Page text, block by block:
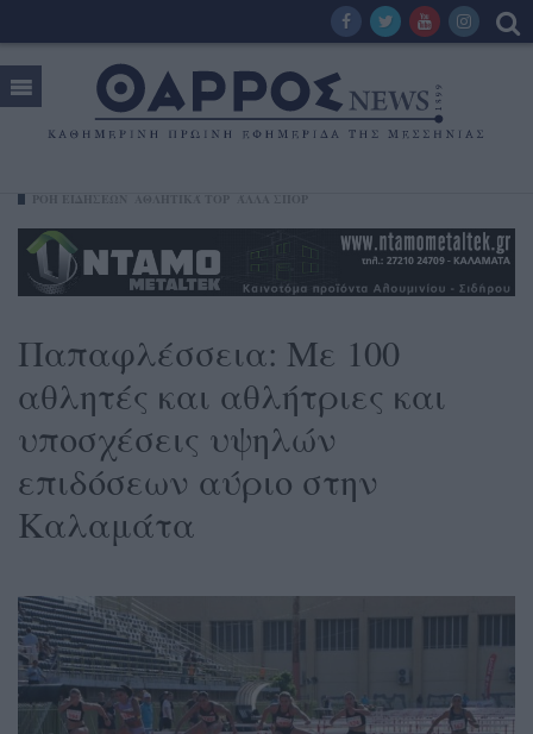
Παπαφλέσσεια: Με 100
αθλητές και αθλήτριες και
υποσχέσεις υψηλών
επιδόσεων αύριο στην
Καλαμάτα